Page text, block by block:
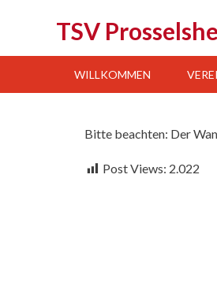
TSV
WILLKOMMEN
Bitte beachten: Der
Post Views: 2.022